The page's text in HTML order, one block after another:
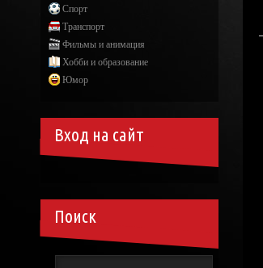
Спорт
Транспорт
Фильмы и анимация
Хобби и образование
Юмор
Вход на сайт
Поиск